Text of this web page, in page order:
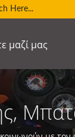
μαζί μας